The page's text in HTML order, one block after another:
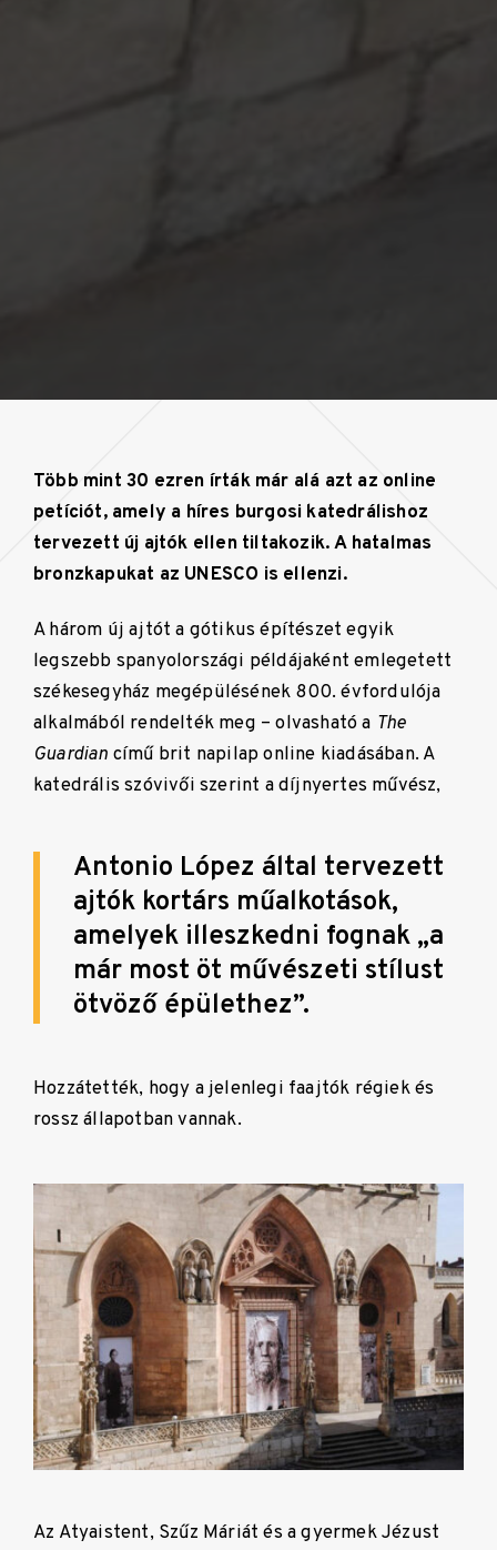
Több mint 30 ezren írták már alá azt az online
petíciót, amely a híres burgosi katedrálishoz
tervezett új ajtók ellen tiltakozik. A hatalmas
bronzkapukat az UNESCO is ellenzi.
A három új ajtót a gótikus építészet egyik
legszebb spanyolországi példájaként emlegetett
székesegyház megépülésének 800. évfordulója
alkalmából rendelték meg – olvasható a The
Guardian című brit napilap online kiadásában. A
katedrális szóvivői szerint a díjnyertes művész,
Antonio López által tervezett
ajtók kortárs műalkotások,
amelyek illeszkedni fognak „a
már most öt művészeti stílust
ötvöző épülethez”.
Hozzátették, hogy a jelenlegi faajtók régiek és
rossz állapotban vannak.
Az Atyaistent, Szűz Máriát és a gyermek Jézust